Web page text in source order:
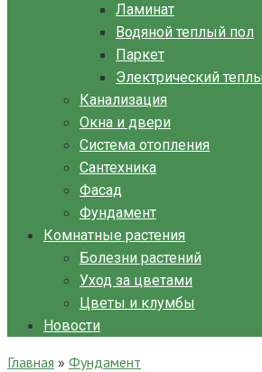
Ламинат
Водяной теплый пол
Паркет
Электрический
Канализация
Окна и двери
Система отопления
Сантехника
Фасад
Фундамент
Комнатные растения
Болезни растений
Уход за цветами
Цветы и клумбы
Новости
Главная » Фундамент